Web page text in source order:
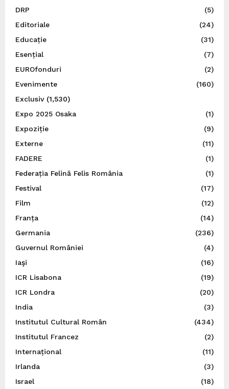
DRP
(5)
Editoriale
(24)
Educație
(31)
Esențial
(7)
EUROfonduri
(2)
Evenimente
(160)
Exclusiv(1,530)
Expo 2025 Osaka
(1)
Expoziție
(9)
Externe
(11)
FADERE
(1)
Federația Felină Felis România
(1)
Festival
(17)
Film
(12)
Franța
(14)
Germania
(236)
Guvernul României
(4)
Iaşi
(16)
ICR Lisabona
(19)
ICR Londra
(20)
India
(3)
Institutul Cultural Român
(434)
Institutul Francez
(2)
Internațional
(11)
Irlanda
(3)
Israel
(18)